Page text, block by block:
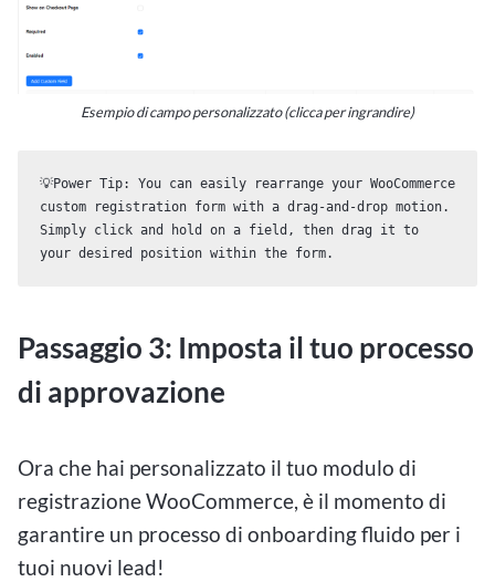
Esempio di campo personalizzato (clicca per ingrandire)
💡Power Tip: You can easily rearrange your WooCommerce
custom registration form with a drag-and-drop motion.
Simply click and hold on a field, then drag it to
your desired position within the form.
Passaggio 3: Imposta il tuo processo
di approvazione
Ora che hai personalizzato il tuo modulo di
registrazione WooCommerce, è il momento di
garantire un processo di onboarding fluido per i
tuoi nuovi lead!